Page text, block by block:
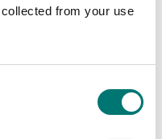
from your use